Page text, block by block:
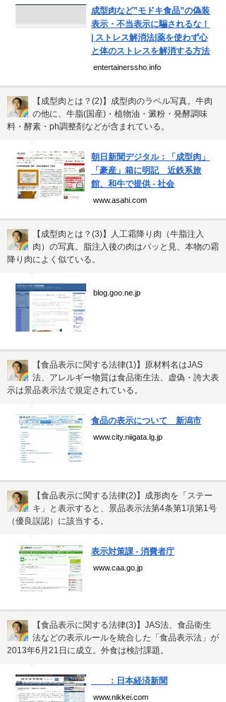
成型肉など”モドキ食品”の偽装
表示・不当表示に騙されるな！
| ストレス解消法|薬を使わず心
と体のストレスを解消する方法
entertainerssho.info
【成型肉とは？(2)】成型肉のラベル写真。牛肉
の他に、牛脂(国産)・植物油・澱粉・発酵調味
料・酵素・ph調整剤などが含まれている。
朝日新聞デジタル：「成型肉」
「豪産」箱に明記 近鉄系旅
館、和牛で提供 - 社会
www.asahi.com
【成型肉とは？(3)】人工霜降り肉（牛脂注入
肉）の写真。脂注入後の肉はパッと見、本物の霜
降り肉によく似ている。
blog.goo.ne.jp
【食品表示に関する法律(1)】原材料名はJAS
法、アレルギー物質は食品衛生法、虚偽・誇大表
示は景品表示法で規定されている。
食品の表示について 新潟市
www.city.niigata.lg.jp
【食品表示に関する法律(2)】成形肉を「ステー
キ」と表示すると、景品表示法第4条第1項第1号
（優良誤認）に該当する。
表示対策課 - 消費者庁
www.caa.go.jp
【食品表示に関する法律(3)】JAS法、食品衛生
法などの表示ルールを統合した「食品表示法」が
2013年6月21日に成立。外食は検討課題。
：日本経済新聞
www.nikkei.com
UberEATSをお得に活用す…
エアコンのつけっぱなしは「損」
Curated Mediaについて
利用規約
個人情報保護方針
All Right Reserved.